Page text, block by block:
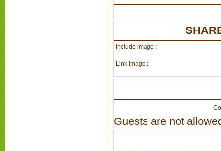
Include image :
Link image :
Guests are not